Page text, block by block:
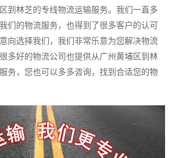
到林芝的专线物流运输服务。我们一直多
们的物流服务，也得到了很多客户的认可
向选择我们，我们非常乐意为您解决物流
多好的物流公司也提供从广州黄埔区到林
务，您也可以多多咨询，找到合适您的物